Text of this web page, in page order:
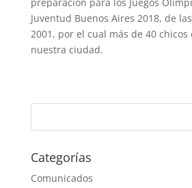
Juventud Buenos Aires 2018, de
2001, por el cual más de 40
nuestra ciudad.
Categorías
Comunicados